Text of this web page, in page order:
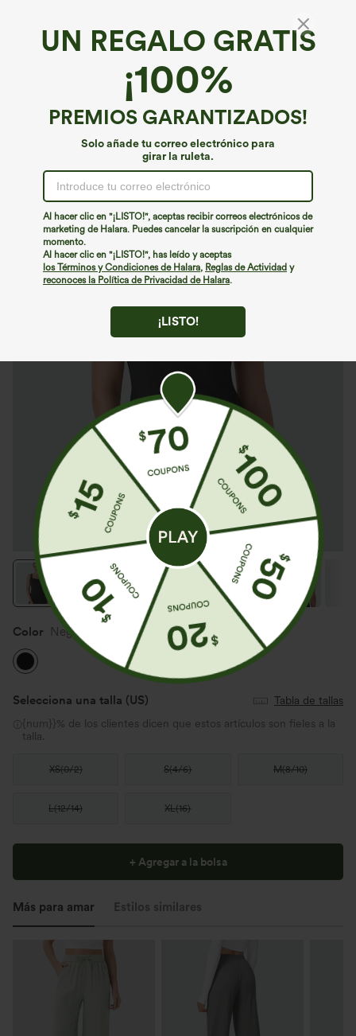
UN REGALO GRATIS
¡100%
PREMIOS GARANTIZADOS!
Solo añade tu correo electrónico para
girar la ruleta.
Al hacer clic en "¡LISTO!", aceptas recibir correos electrónicos de
marketing de Halara. Puedes cancelar la suscripción en cualquier
momento.
Al hacer clic en "¡LISTO!", has leído y aceptas
los Términos y Condiciones de Halara, Reglas de Actividad y
reconoces la Política de Privacidad de Halara.
¡LISTO!
Suavemente ligero*
SoftlyZero™ top de yoga InstantCool con
tejido aireado, escote cuadrado y efecto
€31,95 EUR
Color Negro
Selecciona una talla (US)
Tabla de tallas
{num}}% de los clientes dicen que estos artículos son fieles a la
talla.
XS(0/2) S(4/6) M(8/10)
L(12/14) XL(16)
+ Agregar a la bolsa
Más para amar Estilos similares